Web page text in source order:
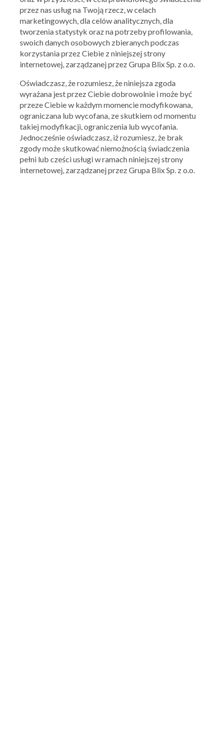
przez nas usług na Twoją rzecz, w celach
marketingowych, dla celów analitycznych, dla
tworzenia statystyk oraz na potrzeby profilowania,
swoich danych osobowych zbieranych podczas
korzystania przez Ciebie z niniejszej strony
internetowej, zarządzanej przez Grupa Blix Sp. z o.o.
Oświadczasz, że rozumiesz, że niniejsza zgoda
wyrażana jest przez Ciebie dobrowolnie i może być
przeze Ciebie w każdym momencie modyfikowana,
ograniczana lub wycofana, ze skutkiem od momentu
takiej modyfikacji, ograniczenia lub wycofania.
Jednocześnie oświadczasz, iż rozumiesz, że brak
zgody może skutkować niemożnością świadczenia
pełni lub cześci usługi w ramach niniejszej strony
internetowej, zarządzanej przez Grupa Blix Sp. z o.o.